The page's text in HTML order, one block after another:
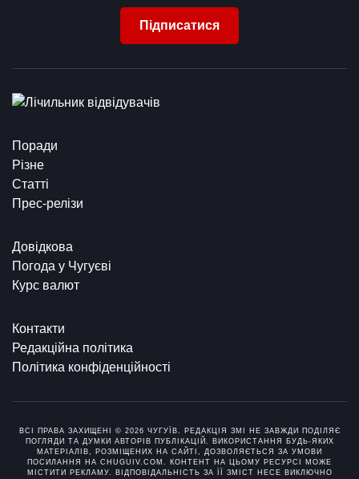
Підписатися
Поради
Різне
Статті
Прес-релізи
Довідкова
Погода у Чугуєві
Курс валют
Контакти
Редакційна політика
Політика конфіденційності
ВСІ ПРАВА ЗАХИЩЕНІ © 2026 ЧУГУЇВ. РЕДАКЦІЯ ЗМІ НЕ ЗАВЖДИ ПОДІЛЯЄ
ПОГЛЯДИ ТА ДУМКИ АВТОРІВ ПУБЛІКАЦІЙ. ВИКОРИСТАННЯ БУДЬ-ЯКИХ
МАТЕРІАЛІВ, РОЗМІЩЕНИХ НА САЙТІ, ДОЗВОЛЯЄТЬСЯ ЗА УМОВИ
ПОСИЛАННЯ НА CHUGUIV.COM. КОНТЕНТ НА ЦЬОМУ РЕСУРСІ МОЖЕ
МІСТИТИ РЕКЛАМУ. ВІДПОВІДАЛЬНІСТЬ ЗА ЇЇ ЗМІСТ НЕСЕ ВИКЛЮЧНО